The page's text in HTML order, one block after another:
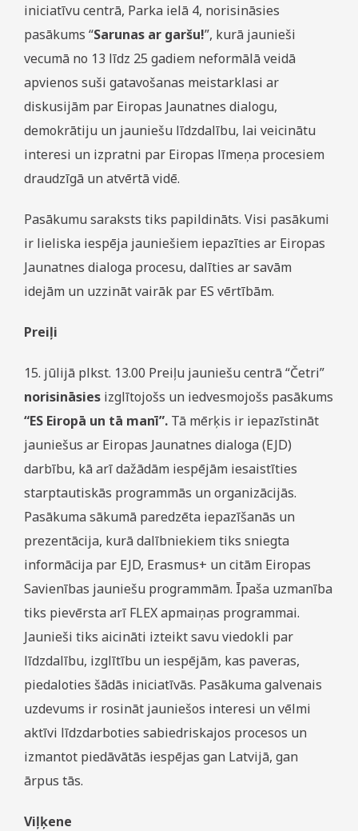
iniciatīvu centrā, Parka ielā 4, norisināsies
pasākums “Sarunas ar garšu!”, kurā jaunieši
vecumā no 13 līdz 25 gadiem neformālā veidā
apvienos suši gatavošanas meistarklasi ar
diskusijām par Eiropas Jaunatnes dialogu,
demokrātiju un jauniešu līdzdalību, lai veicinātu
interesi un izpratni par Eiropas līmeņa procesiem
draudzīgā un atvērtā vidē.
Pasākumu saraksts tiks papildināts. Visi pasākumi
ir lieliska iespēja jauniešiem iepazīties ar Eiropas
Jaunatnes dialoga procesu, dalīties ar savām
idejām un uzzināt vairāk par ES vērtībām.
Preiļi
15. jūlijā plkst. 13.00 Preiļu jauniešu centrā “Četri”
norisināsies izglītojošs un iedvesmojošs pasākums
“ES Eiropā un tā manī”. Tā mērķis ir iepazīstināt
jauniešus ar Eiropas Jaunatnes dialoga (EJD)
darbību, kā arī dažādām iespējām iesaistīties
starptautiskās programmās un organizācijās.
Pasākuma sākumā paredzēta iepazīšanās un
prezentācija, kurā dalībniekiem tiks sniegta
informācija par EJD, Erasmus+ un citām Eiropas
Savienības jauniešu programmām. Īpaša uzmanība
tiks pievērsta arī FLEX apmaiņas programmai.
Jaunieši tiks aicināti izteikt savu viedokli par
līdzdalību, izglītību un iespējām, kas paveras,
piedaloties šādās iniciatīvās. Pasākuma galvenais
uzdevums ir rosināt jauniešos interesi un vēlmi
aktīvi līdzdarboties sabiedriskajos procesos un
izmantot piedāvātās iespējas gan Latvijā, gan
ārpus tās.
Viļķene